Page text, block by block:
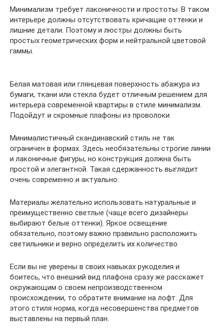
Минимализм требует лаконичности и простоты. В таком
интерьере должны отсутствовать кричащие оттенки и
лишние детали. Поэтому и люстры должны быть
простых геометрических форм и нейтральной цветовой
гаммы.
Белая матовая или глянцевая поверхность абажура из
бумаги, ткани или стекла будет отличным решением для
интерьера современной квартиры в стиле минимализм.
Подойдут и скромные плафоны из проволоки
Минималистичный скандинавский стиль не так
ограничен в формах. Здесь необязательны строгие линии
и лаконичные фигуры, но конструкция должна быть
простой и элегантной. Такая сдержанность выглядит
очень современно и актуально.
Материалы желательно использовать натуральные и
преимущественно светлые (чаще всего дизайнеры
выбирают белые оттенки). Яркое освещение
обязательно, поэтому важно правильно расположить
светильники и верно определить их количество
Если вы не уверены в своих навыках рукоделия и
боитесь, что внешний вид плафона сразу же расскажет
окружающим о своем непроизводственном
происхождении, то обратите внимание на лофт. Для
этого стиля норма, когда несовершенства предметов
выставлены на первый план.